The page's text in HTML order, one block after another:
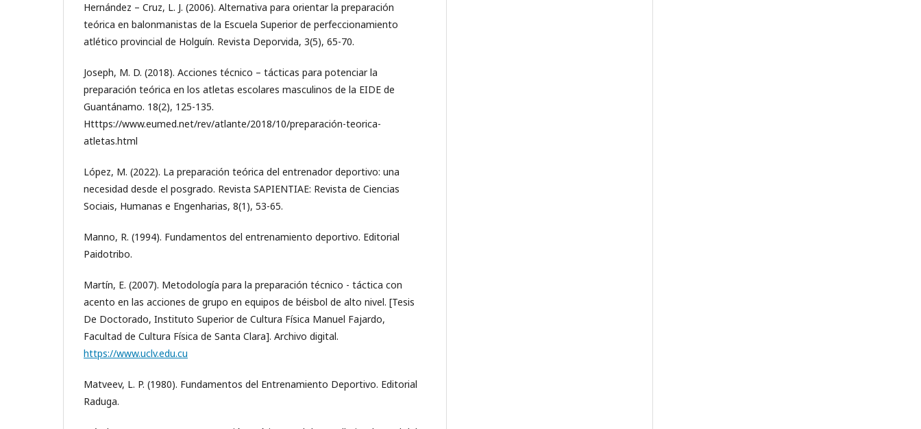
Hernández – Cruz, L. J. (2006). Alternativa para orientar la preparación
teórica en balonmanistas de la Escuela Superior de perfeccionamiento
atlético provincial de Holguín. Revista Deporvida, 3(5), 65-70.
Joseph, M. D. (2018). Acciones técnico – tácticas para potenciar la
preparación teórica en los atletas escolares masculinos de la EIDE de
Guantánamo. 18(2), 125-135.
Htttps://www.eumed.net/rev/atlante/2018/10/preparación-teorica-
atletas.html
López, M. (2022). La preparación teórica del entrenador deportivo: una
necesidad desde el posgrado. Revista SAPIENTIAE: Revista de Ciencias
Sociais, Humanas e Engenharias, 8(1), 53-65.
Manno, R. (1994). Fundamentos del entrenamiento deportivo. Editorial
Paidotribo.
Martín, E. (2007). Metodología para la preparación técnico - táctica con
acento en las acciones de grupo en equipos de béisbol de alto nivel. [Tesis
De Doctorado, Instituto Superior de Cultura Física Manuel Fajardo,
Facultad de Cultura Física de Santa Clara]. Archivo digital.
https://www.uclv.edu.cu
Matveev, L. P. (1980). Fundamentos del Entrenamiento Deportivo. Editorial
Raduga.